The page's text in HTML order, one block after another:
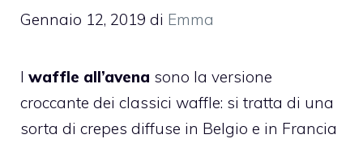
Gennaio 12, 2019 di Emma
I waffle all’avena sono la versione
croccante dei classici waffle: si tratta di una
sorta di crepes diffuse in Belgio e in Francia